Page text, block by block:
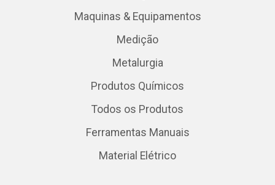
Maquinas & Equipamentos
Medição
Metalurgia
Produtos Químicos
Todos os Produtos
Ferramentas Manuais
Material Elétrico